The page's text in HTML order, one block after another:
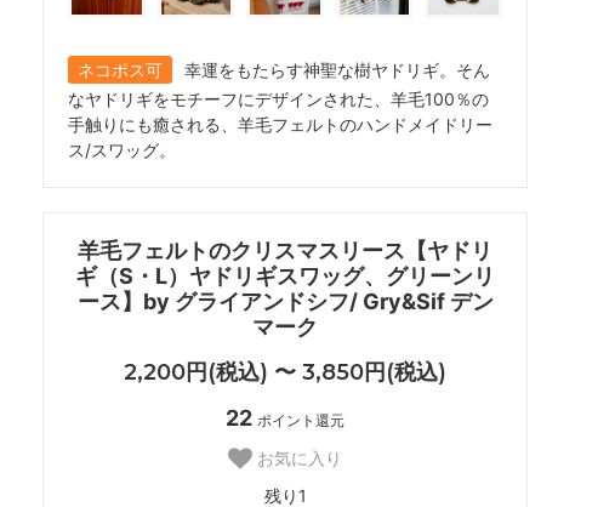
ネコポス可
幸運をもたらす神聖な樹ヤドリギ。そん
なヤドリギをモチーフにデザインされた、羊毛100％の
手触りにも癒される、羊毛フェルトのハンドメイドリー
ス/スワッグ。
羊毛フェルトのクリスマスリース【ヤドリ
ギ（S・L）ヤドリギスワッグ、グリーンリ
ース】by グライアンドシフ/ Gry&Sif デン
マーク
2,200円(税込) 〜 3,850円(税込)
22 ポイント還元
お気に入り
残り1